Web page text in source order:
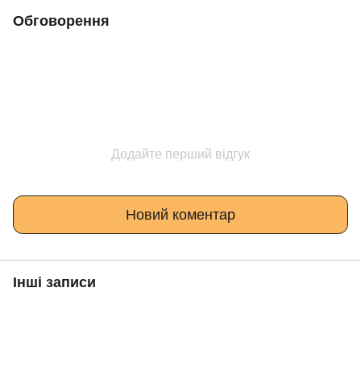
Обговорення
Додайте перший відгук
Новий коментар
Інші записи